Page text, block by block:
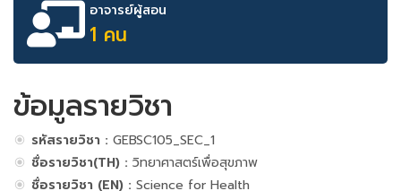
อาจารย์ผู้สอน
1 คน
ข้อมูลรายวิชา
รหัสรายวิชา : GEBSC105_SEC_1
ชื่อรายวิชา(TH) : วิทยาศาสตร์เพื่อสุขภาพ
ชื่อรายวิชา (EN) : Science for Health